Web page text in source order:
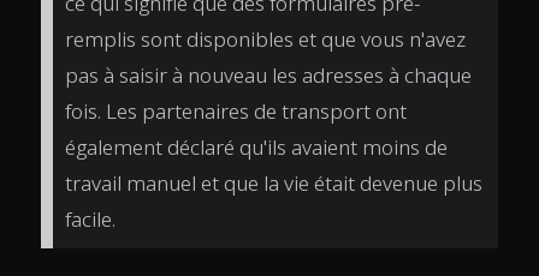
remplis sont disponibles et que vous n'avez
pas à saisir à nouveau les adresses à chaque
fois. Les partenaires de transport ont
également déclaré qu'ils avaient moins de
travail manuel et que la vie était devenue plus
facile.